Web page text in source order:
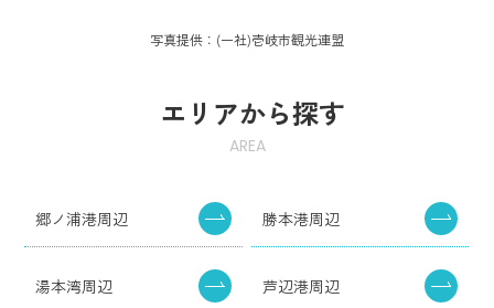
写真提供：(一社)壱岐市観光連盟
エリアから探す
AREA
郷ノ浦港周辺 勝本港周辺
湯本湾周辺 芦辺港周辺